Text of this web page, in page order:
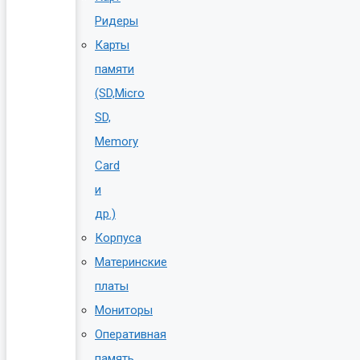
Ридеры
Карты
памяти
(SD,Micro
SD,
Memory
Card
и
др.)
Корпуса
Материнские
платы
Мониторы
Оперативная